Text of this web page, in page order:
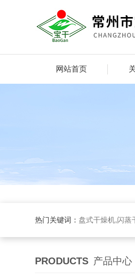
网站首页
热门关键词： 盘式干燥机,闪蒸
PRODUCTS 产品中心